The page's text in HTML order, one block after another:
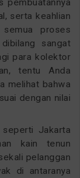
pembuatannya
serta keahlian
proses
sangat
para kolektor
tentu Anda
melihat bahwa
dengan nilai
seperti Jakarta
kain tenun
pelanggan
di antaranya